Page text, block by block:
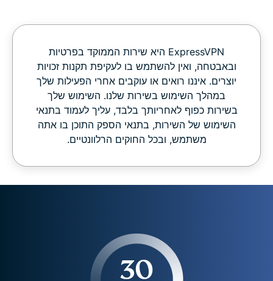
‏ExpressVPN היא שירות הממוקד בפרטיות
ובאבטחה, ואין להשתמש בו לעקיפת תקנות זכויות
יוצרים. איננו רואים או עוקבים אחרי הפעילות שלך
במהלך השימוש בשירות שלנו. השימוש שלך
בשירות כפוף לאחריותך בלבד, עליך לעמוד בתנאי
השימוש של השירות, בתנאי הספק התוכן בו אתה
משתמש, ובכל החוקים הרלוונטיים.
30